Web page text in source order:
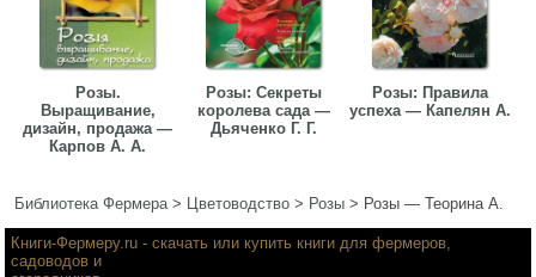
Розы.
Выращивание,
дизайн, продажа —
Карпов А. А.
Розы: Секреты
королева сада —
Дьяченко Г. Г.
Розы: Правила
успеха — Капелян А.
Библиотека Фермера> Цветоводство > Розы > Розы — Теорина А.
Книги-Фермеру.ru - скачать или купить книги для фермеров,
садоводов и